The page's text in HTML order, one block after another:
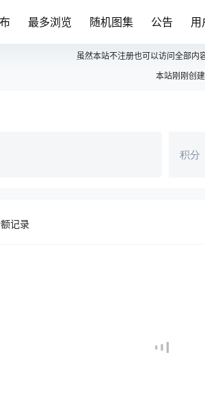
最多浏览 随机图集 公告 用
虽然本站不注册也可以访问全部内
本站刚刚创
积分
记录